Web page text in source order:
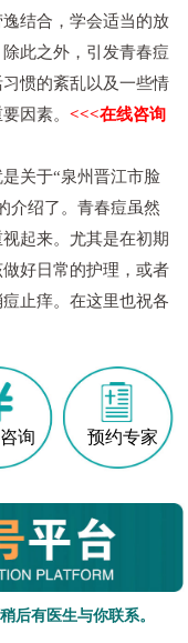
结合，学会适当的放
此之外，引发青春痘
惯的紊乱以及一些情
因素。<<<在线咨询
关于“泉州晋江市脸
介绍了。青春痘虽然
起来。尤其是在初期
好日常的护理，或者
止痒。在这里也祝各
询 预约专家
后有医生与你联系。